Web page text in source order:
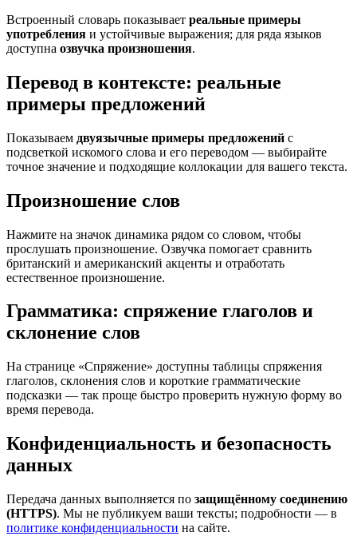
Встроенный словарь показывает реальные примеры
употребления и устойчивые выражения; для ряда языков
доступна озвучка произношения.
Перевод в контексте: реальные
примеры предложений
Показываем двуязычные примеры предложений с
подсветкой искомого слова и его переводом — выбирайте
точное значение и подходящие коллокации для вашего текста.
Произношение слов
Нажмите на значок динамика рядом со словом, чтобы
прослушать произношение. Озвучка помогает сравнить
британский и американский акценты и отработать
естественное произношение.
Грамматика: спряжение глаголов и
склонение слов
На странице «Спряжение» доступны таблицы спряжения
глаголов, склонения слов и короткие грамматические
подсказки — так проще быстро проверить нужную форму во
время перевода.
Конфиденциальность и безопасность
данных
Передача данных выполняется по защищённому соединению
(HTTPS). Мы не публикуем ваши тексты; подробности — в
политике конфиденциальности на сайте.